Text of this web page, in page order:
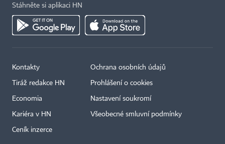
Stáhněte si aplikaci HN
Kontakty
Tiráž redakce HN
Economia
Kariéra v HN
Ceník inzerce
Ochrana osobních údajů
Prohlášení o cookies
Nastavení soukromí
Všeobecné smluvní podmínky